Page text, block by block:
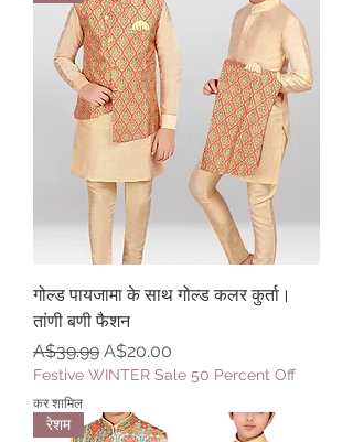
गोल्ड पायजामा के साथ गोल्ड कलर कुर्ता।
तांणी बणी फैशन
नियमित मूल्य
A$39.99 बिक्री मूल्य
A$20.00
Festive WINTER Sale 50 Percent Off
कर शामिल
रेशम